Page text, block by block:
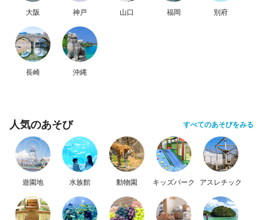
大阪 神戸 山口 福岡 別府
長崎 沖縄
人気のあそび すべてのあそびをみる
遊園地 水族館 動物園 キッズパーク アスレチック